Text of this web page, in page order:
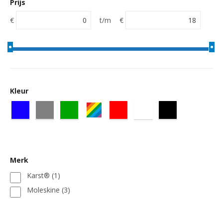
Prijs
€
t/m €
Kleur
Merk
Karst® (1)
Moleskine (3)